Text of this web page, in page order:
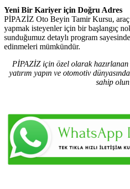
Yeni Bir Kariyer için Doğru Adres
PİPAZİZ Oto Beyin Tamir Kursu,
yapmak isteyenler için bir başlangıç
sunduğumuz detaylı program
edinmeleri mümkündür.
PİPAZİZ için özel olarak
yatırım yapın ve otomotiv
sahip